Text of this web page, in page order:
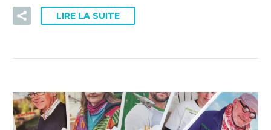
LIRE LA SUITE